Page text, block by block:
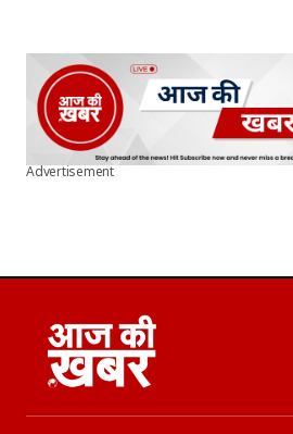
Advertisement